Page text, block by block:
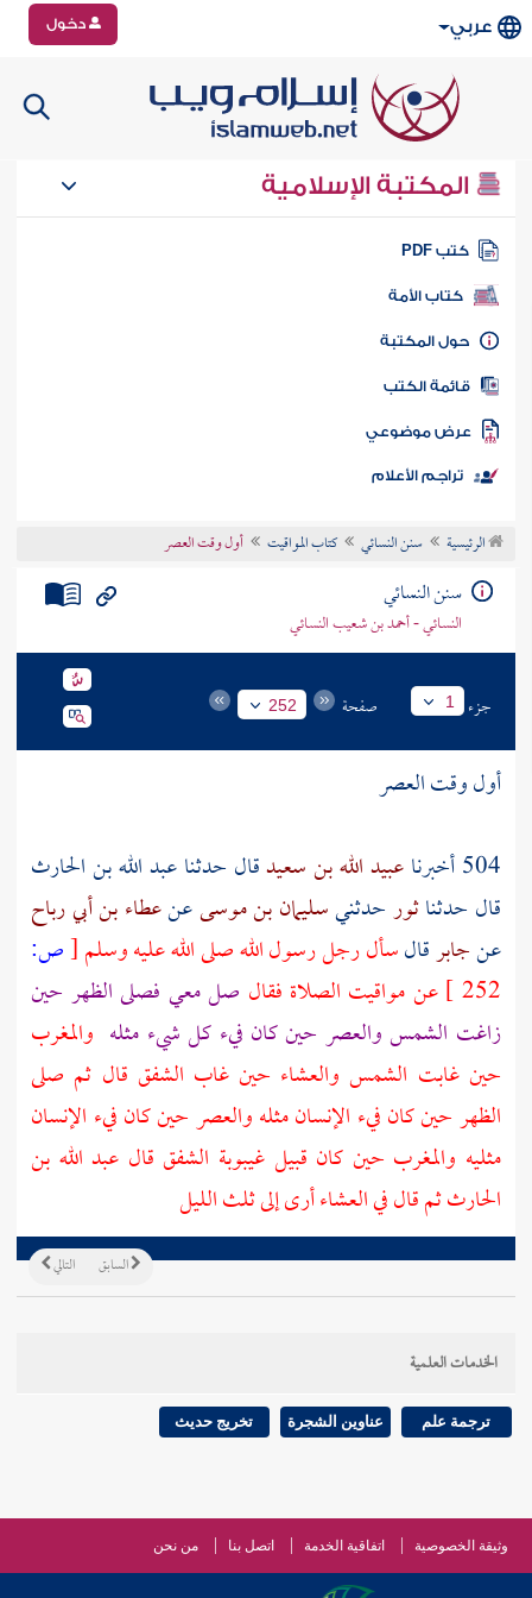
عربي دخول
المكتبة الإسلامية
كتب PDF
كتاب الأمة
المكتبة
الكتب
موضوعي
تراجم الأعلام
الرئيسية سنن النسائي كتاب المواقيت أول وقت العصر
سنن النسائي
النسائي - أحمد بن شعيب النسائي
جزء 1 صفحة 252
أول وقت العصر
504 أخبرنا
عبيد الله بن سعيدقال حدثناعبد الله بن الحارث
قال حدثناثورحدثنيسليمان بن موسىعنعطاء بن أبي رباح
عنجابرقالسأل رجل رسول الله صلى الله عليه وسلم[ص:
252 ] عن مواقيت الصلاة فقال صل معي فصلى الظهر حين
زاغت الشمس والعصر حين كان فيء كل شيء مثله والمغرب
حين غابت الشمس والعشاء حين غاب الشفق قال ثم صلى
الظهر حين كان فيء الإنسان مثله والعصر حين كان فيء الإنسان
مثليه والمغرب حين كان قبيل غيبوبة الشفق قال عبد الله بن
الحارثثم قال في العشاء أرى إلى ثلث الليل
التالي السابق
الخدمات العلمية
ترجمة علم عناوين الشجرة تخريج حديث
وثيقة الخصوصية اتفاقية الخدمة اتصل بنا من نحن